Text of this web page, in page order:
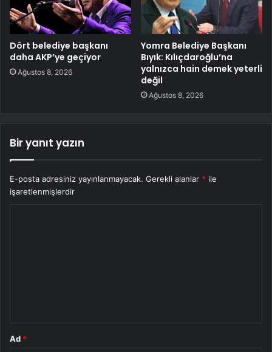
Dört belediye başkanı
daha AKP’ye geçiyor
Ağustos 8, 2026
Yomra Belediye Başkanı
Bıyık: Kılıçdaroğlu’na
yalnızca hain demek yeterli
değil
Ağustos 8, 2026
Bir yanıt yazın
E-posta adresiniz yayınlanmayacak. Gerekli alanlar * ile
işaretlenmişlerdir
Ad *